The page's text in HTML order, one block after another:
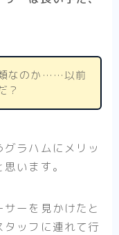
なのか……以前
？
ラハムにメリッ
います。
ーを見かけたと
ッフに連れて行